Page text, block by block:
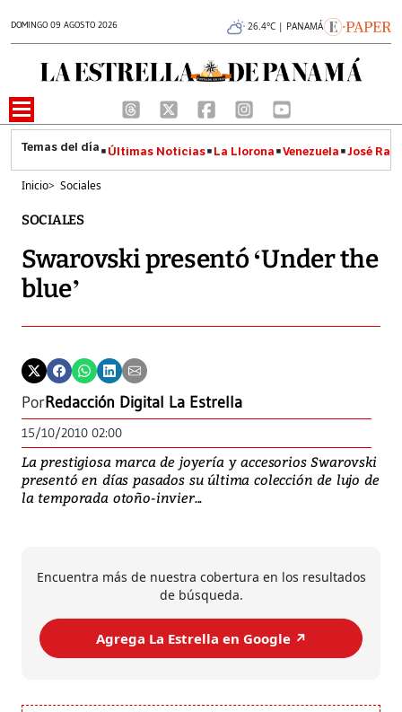
DOMINGO 09 AGOSTO 2026 26.4°C | PANAMÁ
Últimas Noticias La Llorona Venezuela José
Inicio> Sociales
SOCIALES
Swarovski presentó ‘Under the
blue’
PorRedacción Digital La Estrella
15/10/2010 02:00
La prestigiosa marca de joyería y accesorios Swarovski
presentó en días pasados su última colección de lujo de
la temporada otoño-invier...
Encuentra más de nuestra cobertura en los resultados
de búsqueda.
Agrega La Estrella en Google ↗️